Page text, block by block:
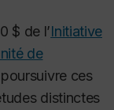
$ de l’Initiative
de
ces
distinctes